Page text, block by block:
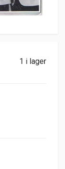
1 i lager